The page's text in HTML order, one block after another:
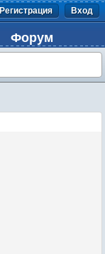
Регистрация Вход
Форум